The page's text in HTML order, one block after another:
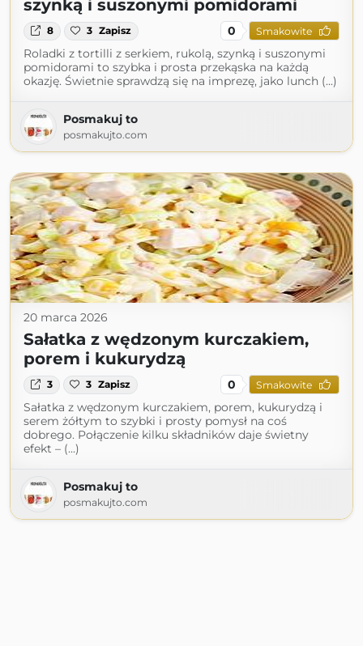
szynką i suszonymi pomidorami
8 3 Zapisz 0 Smakowite
Roladki z tortilli z serkiem, rukolą, szynką i suszonymi
pomidorami to szybka i prosta przekąska na każdą
okazję. Świetnie sprawdzą się na imprezę, jako lunch (...)
Posmakuj to
posmakujto.com
20 marca 2026
Sałatka z wędzonym kurczakiem,
porem i kukurydzą
3 3 Zapisz 0 Smakowite
Sałatka z wędzonym kurczakiem, porem, kukurydzą i
serem żółtym to szybki i prosty pomysł na coś
dobrego. Połączenie kilku składników daje świetny
efekt – (...)
Posmakuj to
posmakujto.com